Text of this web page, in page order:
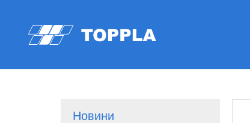
Новини